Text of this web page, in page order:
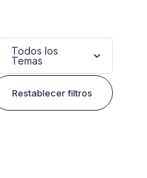
Todos los
Temas
Restablecer filtros